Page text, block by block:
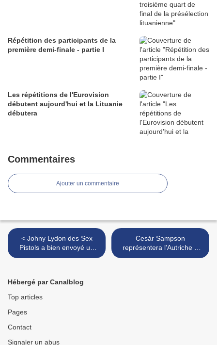
Répétition des participants de la
première demi-finale - partie I
Les répétitions de l'Eurovision
débutent aujourd'hui et la Lituanie
débutera
Commentaires
Ajouter un commentaire
< Johny Lydon des Sex
Pistols a bien envoyé un
titre pour représenter
Cesár Sampson
représentera l'Autriche à
Lisbonne >
Hébergé par Canalblog
Top articles
Pages
Contact
Signaler un abus